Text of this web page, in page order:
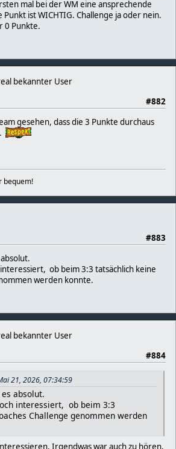
mal bei der WM eine ansprechende
ist WICHTIG. Challenge ja oder nein.
0 Punkte.
bekannter User
#882
gesehen, dass die 3 Punkte durchaus
bequem!
#883
ob beim 3:3 tatsächlich keine
werden konnte.
bekannter User
#884
21, 2026, 07:34:59
absolut.
interessiert, ob beim 3:3
Challenge genommen werden
Irgendwas war auch zu hören,